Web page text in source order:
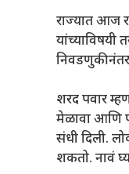
राज्यात आज
यांच्याविषयी
शरद पवार
मेळावा आणि
संधी दिली.
शकतो. नावं